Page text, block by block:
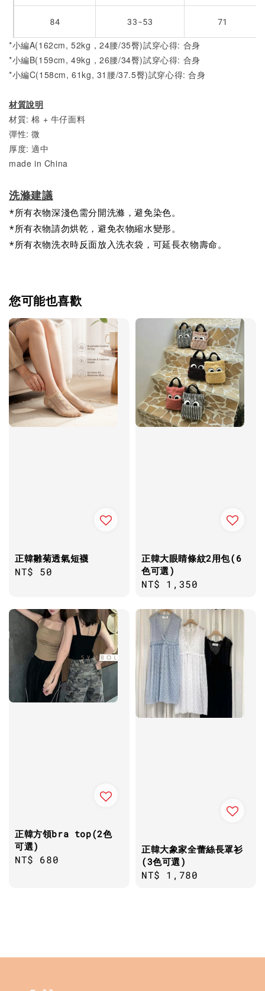
84 33-53 71
*小編A(162cm, 52kg，24腰/35臀)試穿心得: 合身
*小編B(159cm, 49kg，26腰/34臀)試穿心得: 合身
*小編C(158cm, 61kg, 31腰/37.5臀)試穿心得: 合身
材質說明
材質: 棉 + 牛仔面料
彈性: 微
厚度: 適中
made in China
洗滌建議
*所有衣物深淺色需分開洗滌，避免染色。
*所有衣物請勿烘乾，避免衣物縮水變形。
*所有衣物洗衣時反面放入洗衣袋，可延長衣物壽命。
您可能也喜歡
正韓雛菊透氣短襪
Regular
NT$ 50
正韓大眼睛條紋2用包(6
色可選)
Regular
NT$ 1,350
正韓方領bra top(2色
可選)
Regular
NT$ 680
正韓大象家全蕾絲長罩衫
(3色可選)
Regular
NT$ 1,780